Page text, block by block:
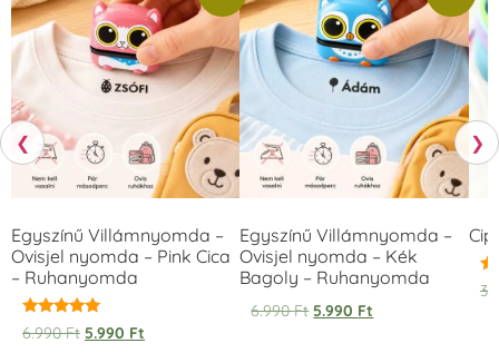
❮
Egyszínű Villámnyomda –
Ovisjel nyomda – Pink Cica
– Ruhanyomda
Értékelés:
5.00
6.990Ft 5.990 Ft
Egyszínű Villámnyomda –
Ovisjel nyomda – Kék
Bagoly – Ruhanyomda
6.990Ft 5.990 Ft
❯